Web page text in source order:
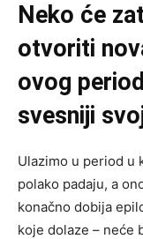
Neko će
otvoriti
ovog
svesniji
Ulazimo u period u
polako padaju, a
konačno dobija
koje dolaze – neće